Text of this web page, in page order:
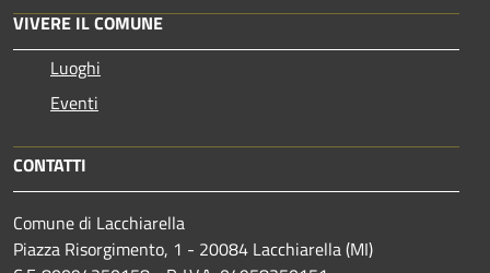
VIVERE IL COMUNE
Luoghi
Eventi
CONTATTI
Comune di Lacchiarella
Piazza Risorgimento, 1 - 20084 Lacchiarella (MI)